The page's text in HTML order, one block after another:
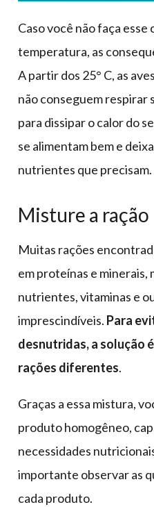
Caso você não faça
temperatura, as
A partir dos 25° C, as
não conseguem
para dissipar o calor do
se alimentam bem e
nutrientes que precisam.
Misture a ração
Muitas rações
em proteínas e minerais,
nutrientes, vitaminas e
imprescindíveis. Para
desnutridas, a solução
rações diferentes.
Graças a essa mistura,
produto homogêneo,
necessidades
importante observar as
cada produto.